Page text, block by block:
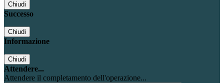
Chiudi
Successo
Chiudi
Informazione
Chiudi
Attendere...
Attendere il completamento dell'operazione...